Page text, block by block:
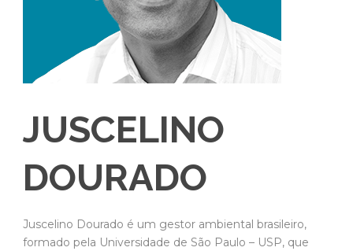
JUSCELINO
DOURADO
Juscelino Dourado é um gestor ambiental brasileiro,
formado pela Universidade de São Paulo – USP, que